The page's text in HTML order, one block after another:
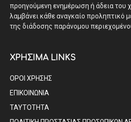
προηγούμενη ενημέρωση ή άδεια του
λαμβάνει κάθε αναγκαίο προληπτικό
της διάδοσης παράνομου
ΧΡΗΣΙΜΑ LINKS
ΟΡΟΙ ΧΡΗΣΗΣ
ΕΠΙΚΟΙΝΩΝΙΑ
ΤΑΥΤΟΤΗΤΑ